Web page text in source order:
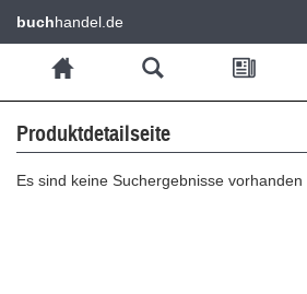
buchhandel.de
Produktdetailseite
Es sind keine Suchergebnisse vorhanden